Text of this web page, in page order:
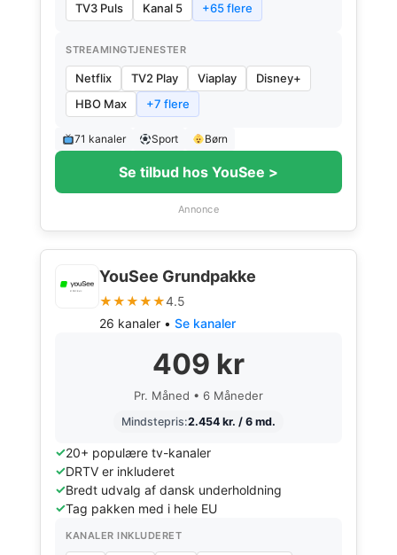
TV3 Puls
Kanal 5 +65 flere
STREAMINGTJENESTER
Netflix TV2 Play Viaplay
Disney+
HBO Max
+7 flere
71 kanaler Sport Børn
Se tilbud hos YouSee >
Annonce
YouSee Grundpakke
★★★★★4.5
26 kanaler • Se kanaler
409 kr
Pr. Måned • 6 Måneder
Mindstepris:2.454 kr. / 6 md.
20+ populære tv-kanaler
DRTV er inkluderet
Bredt udvalg af dansk underholdning
Tag pakken med i hele EU
KANALER INKLUDERET